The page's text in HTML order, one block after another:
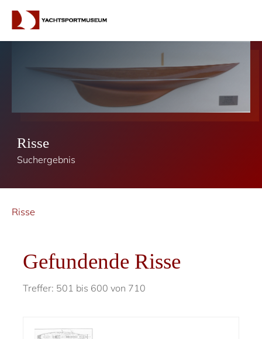
Risse
Suchergebnis
Risse
Gefundende Risse
Treffer: 501 bis 600 von 710